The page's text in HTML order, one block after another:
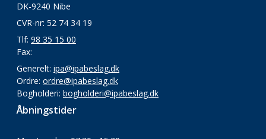
DK-9240 Nibe
CVR-nr: 52 74 34 19
Tlf: 98 35 15 00
Fax:
Generelt: ipa@ipabeslag.dk
Ordre: ordre@ipabeslag.dk
Bogholderi: bogholderi@ipabeslag.dk
Åbningstider